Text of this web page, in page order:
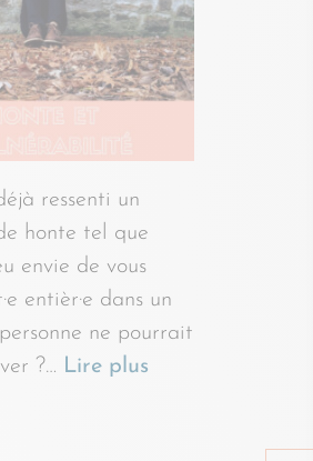
ressenti un
honte tel que
envie de vous
entièr·e dans un
ne pourrait
?… Lire plus